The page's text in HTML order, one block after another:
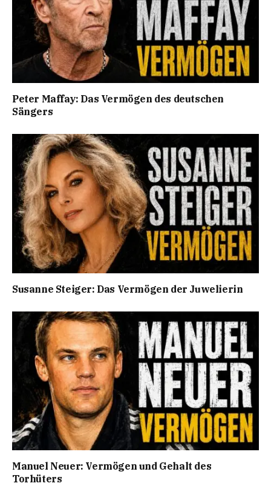
Peter Maffay: Das Vermögen des deutschen
Sängers
Susanne Steiger: Das Vermögen der Juwelierin
Manuel Neuer: Vermögen und Gehalt des
Torhüters